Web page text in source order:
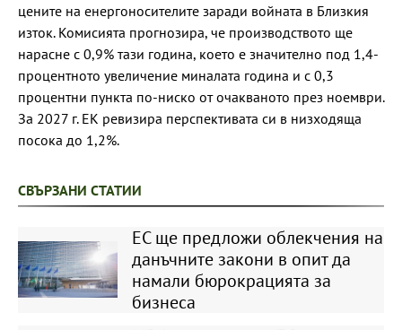
цените на енергоносителите заради войната в Близкия
изток. Комисията прогнозира, че производството ще
нарасне с 0,9% тази година, което е значително под 1,4-
процентното увеличение миналата година и с 0,3
процентни пункта по-ниско от очакваното през ноември.
За 2027 г. ЕК ревизира перспективата си в низходяща
посока до 1,2%.
СВЪРЗАНИ СТАТИИ
ЕС ще предложи облекчения на
данъчните закони в опит да
намали бюрокрацията за
бизнеса